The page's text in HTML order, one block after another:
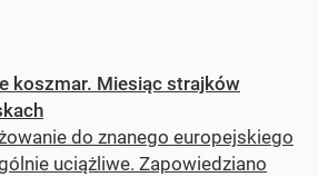
koszmar. Miesiąc strajków
do znanego europejskiego
uciążliwe. Zapowiedziano